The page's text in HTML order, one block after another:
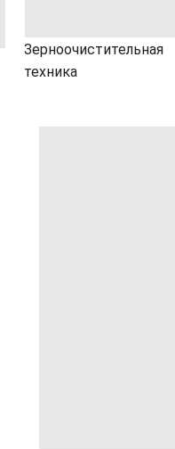
Зерноочистительная
техника